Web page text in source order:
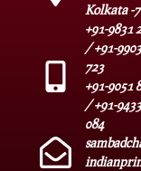
Kolkata -
+91-9831
/ +91-
723
+91-9051
/ +91-
084